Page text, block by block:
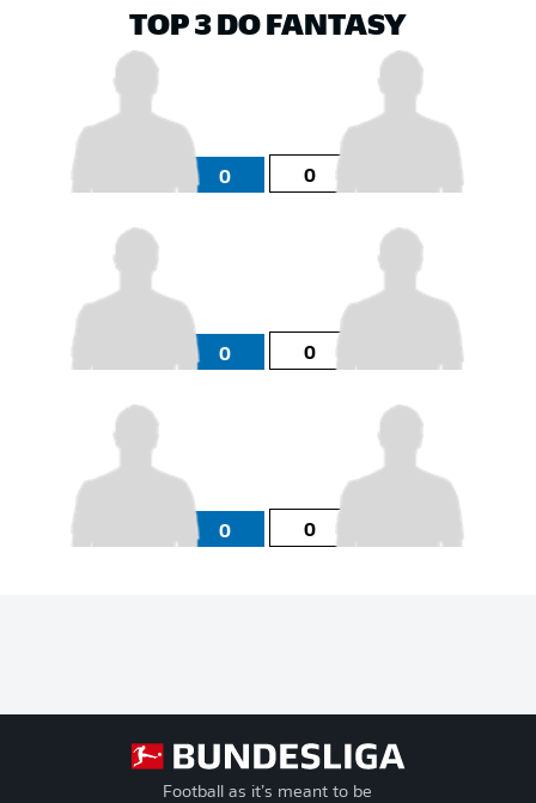
TOP 3 DO FANTASY
0 0
0 0
0 0
Football as it’s meant to be